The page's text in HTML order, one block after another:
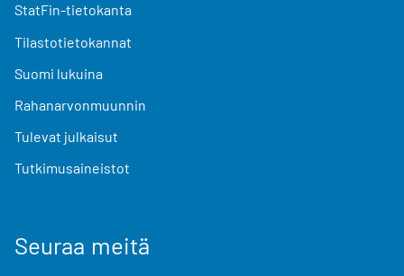
StatFin-tietokanta
Tilastotietokannat
Suomi lukuina
Rahanarvonmuunnin
Tulevat julkaisut
Tutkimusaineistot
Seuraa meitä